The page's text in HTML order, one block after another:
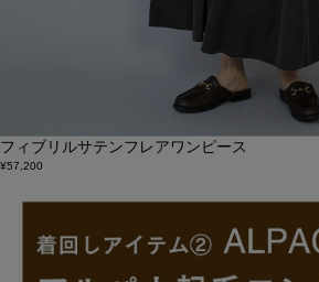
フィブリルサテンフレアワンピース
¥57,200